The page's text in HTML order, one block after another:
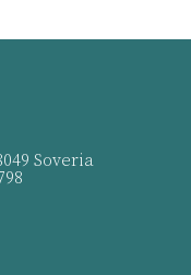
Soveria